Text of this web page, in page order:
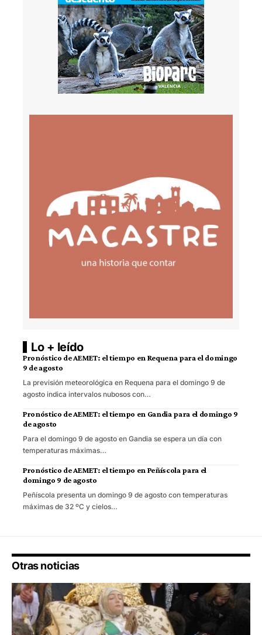
Lo + leído
Pronóstico de AEMET: el tiempo en Requena para el domingo
9 de agosto
La previsión meteorológica en Requena para el domingo 9 de
agosto indica intervalos nubosos con…
Pronóstico de AEMET: el tiempo en Gandia para el domingo 9
de agosto
Para el domingo 9 de agosto en Gandia se espera un día con
temperaturas máximas…
Pronóstico de AEMET: el tiempo en Peñíscola para el
domingo 9 de agosto
Peñíscola presenta un domingo 9 de agosto con temperaturas
máximas de 32 ºC y cielos…
Otras noticias